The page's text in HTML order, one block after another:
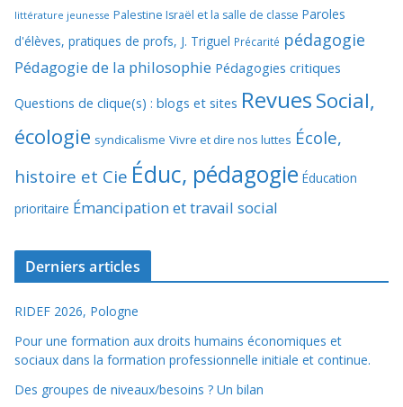
littérature jeunesse Palestine Israël et la salle de classe Paroles
d'élèves, pratiques de profs, J. Triguel Précarité pédagogie
Pédagogie de la philosophie Pédagogies critiques
Questions de clique(s) : blogs et sites RevuesSocial,
écologie syndicalisme Vivre et dire nos luttes École,
histoire et Cie Éduc, pédagogie Éducation
prioritaire Émancipation et travail social
Derniers articles
RIDEF 2026, Pologne
Pour une formation aux droits humains économiques et
sociaux dans la formation professionnelle initiale et continue.
Des groupes de niveaux/besoins ? Un bilan